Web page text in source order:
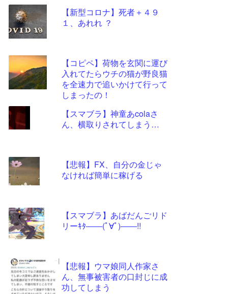
【新型コロナ】死者＋４９
１、あれれ ？
【コピペ】荷物を玄関に運び
入れてたらウチの猫が野良猫
を全速力で追いかけて行って
しまったの！
【スマブラ】神童あcolaさ
ん、横取りされてしまう…
【悲報】FX、自分の金じゃ
なければ簡単に稼げる
【スマブラ】あばだんごリド
リーｷﾀ――(ﾟ∀ﾟ)――!!
【悲報】ウマ娘同人作家さ
ん、無事被害者の口封じに成
功してしまう
- 固
定リ
ンク
ツー
ル